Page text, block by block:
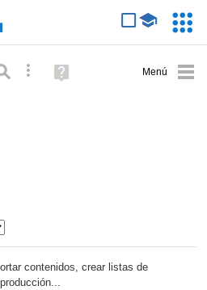
Búsqueda avanzada
Ayuda
(en
contenidos, crear listas de